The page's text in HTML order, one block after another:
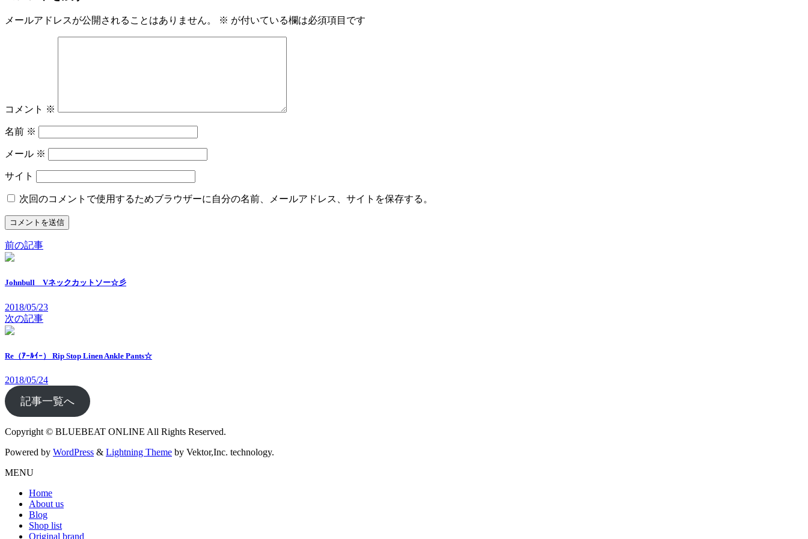
メールアドレスが公開されることはありません。 ※ が付いている欄は必須項目です
コメント ※
名前 ※
メール ※
サイト
次回のコメントで使用するためブラウザーに自分の名前、メールアドレス、サイトを保存する。
前の記事
Johnbull Vネックカットソー☆彡
2018/05/23
次の記事
Re（ｱｰﾙｲｰ） Rip Stop Linen Ankle Pants☆
2018/05/24
記事一覧へ
Copyright © BLUEBEAT ONLINE All Rights Reserved.
Powered by WordPress & Lightning Theme by Vektor,Inc. technology.
MENU
Home
About us
Blog
Shop list
Original brand